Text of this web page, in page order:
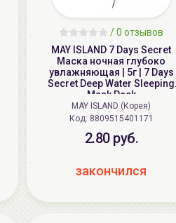
/0 отзывов
MAY ISLAND 7 Days Secret
Маска ночная глубоко
увлажняющая | 5г | 7 Days
Secret Deep Water Sleeping
Mask Pack
MAY ISLAND (Корея)
Код: 8809515401171
2.80 руб.
закончился